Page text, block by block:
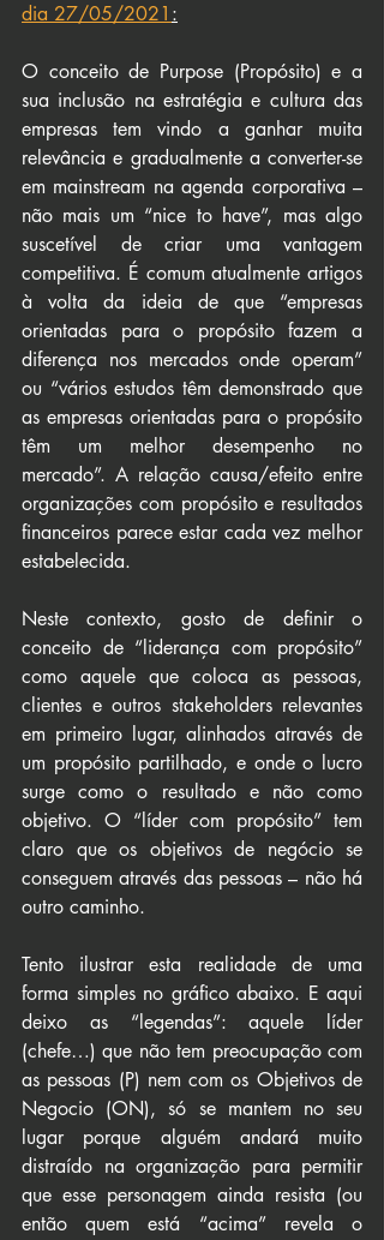
dia 27/05/2021 :
O conceito de Purpose (Propósito) e a
sua inclusão na estratégia e cultura das
empresas tem vindo a ganhar muita
relevância e gradualmente a converter-se
em mainstream na agenda corporativa –
não mais um “nice to have”, mas algo
suscetível de criar uma vantagem
competitiva. É comum atualmente artigos
à volta da ideia de que “empresas
orientadas para o propósito fazem a
diferença nos mercados onde operam”
ou “vários estudos têm demonstrado que
as empresas orientadas para o propósito
têm um melhor desempenho no
mercado”. A relação causa/efeito entre
organizações com propósito e resultados
financeiros parece estar cada vez melhor
estabelecida.
Neste contexto, gosto de definir o
conceito de “liderança com propósito”
como aquele que coloca as pessoas,
clientes e outros stakeholders relevantes
em primeiro lugar, alinhados através de
um propósito partilhado, e onde o lucro
surge como o resultado e não como
objetivo. O “líder com propósito” tem
claro que os objetivos de negócio se
conseguem através das pessoas – não há
outro caminho.
Tento ilustrar esta realidade de uma
forma simples no gráfico abaixo. E aqui
deixo as “legendas”: aquele líder
(chefe…) que não tem preocupação com
as pessoas (P) nem com os Objetivos de
Negocio (ON), só se mantem no seu
lugar porque alguém andará muito
distraído na organização para permitir
que esse personagem ainda resista (ou
então quem está “acima” revela o